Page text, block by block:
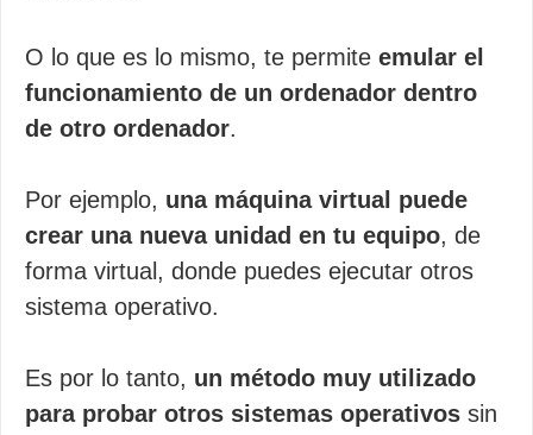
O lo que es lo mismo, te permite emular el
funcionamiento de un ordenador dentro
de otro ordenador.
Por ejemplo, una máquina virtual puede
crear una nueva unidad en tu equipo, de
forma virtual, donde puedes ejecutar otros
sistema operativo.
Es por lo tanto, un método muy utilizado
para probar otros sistemas operativos sin